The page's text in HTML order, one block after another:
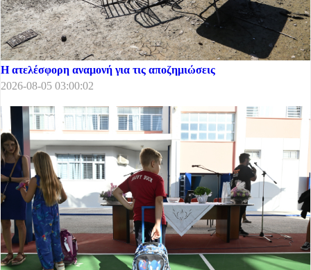
Η ατελέσφορη αναμονή για τις αποζημιώσεις
2026-08-05 03:00:02